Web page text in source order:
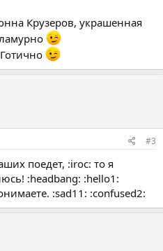
Крузеров, украшенная
#3
поедет, :iroc: то я
:headbang: :hello1:
:sad11: :confused2: